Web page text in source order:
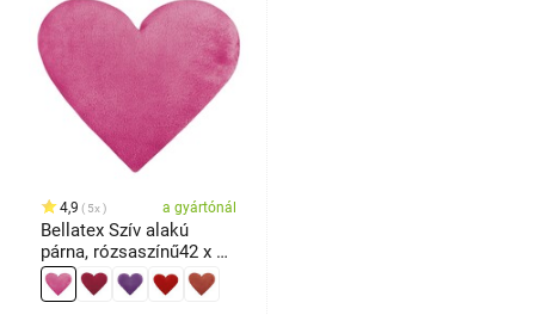
4,9 5x a gyártónál
Bellatex Szív alakú
párna, rózsaszínű42 x 48
cm